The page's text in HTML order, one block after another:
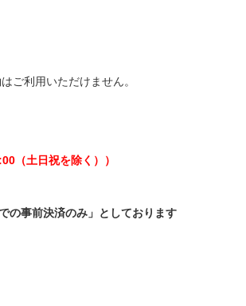
ご利用いただけません。
（土日祝を除く））
の事前決済のみ」としております